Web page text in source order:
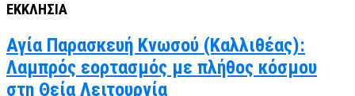
ΕΚΚΛΗΣΙΑ
Αγία Παρασκευή Κνωσού (Καλλιθέας):
Λαμπρός εορτασμός με πλήθος κόσμου
στη Θεία Λειτουργία